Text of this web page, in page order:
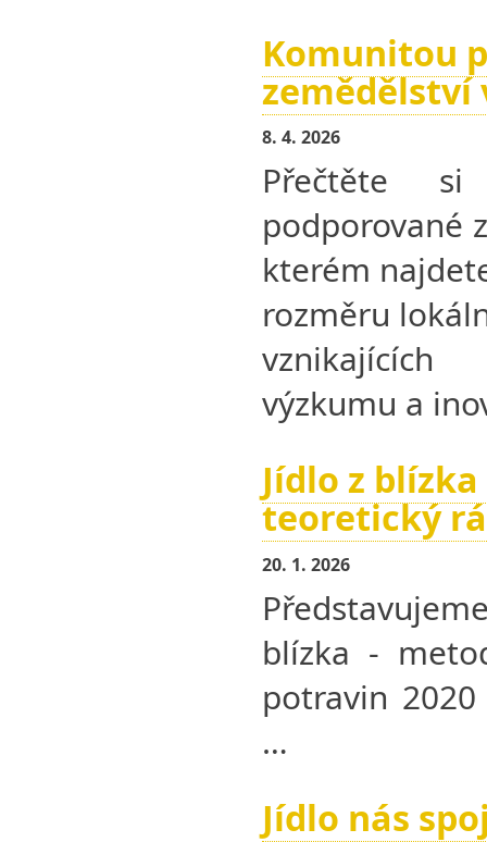
Komunitou
zemědělství
8. 4. 2026
Přečtěte si
podporované
kterém
rozměru
výzkumu a
Jídlo z
teoretický
20. 1. 2026
blízka -
potravin
…
Jídlo nás